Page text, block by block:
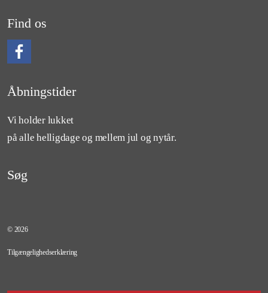
Find os
Åbningstider
Vi holder lukket
på alle helligdage og mellem jul og nytår.
Søg
© 2026
Tilgængelighedserklæring